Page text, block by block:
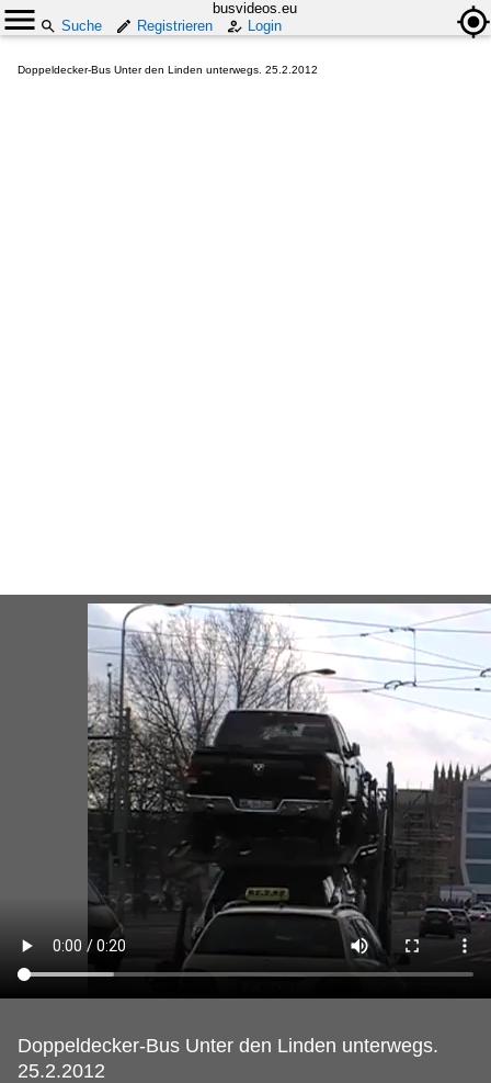
busvideos.eu
Suche
Registrieren Login
Doppeldecker-Bus Unter den Linden unterwegs. 25.2.2012
Doppeldecker-Bus Unter den Linden unterwegs.
25.2.2012